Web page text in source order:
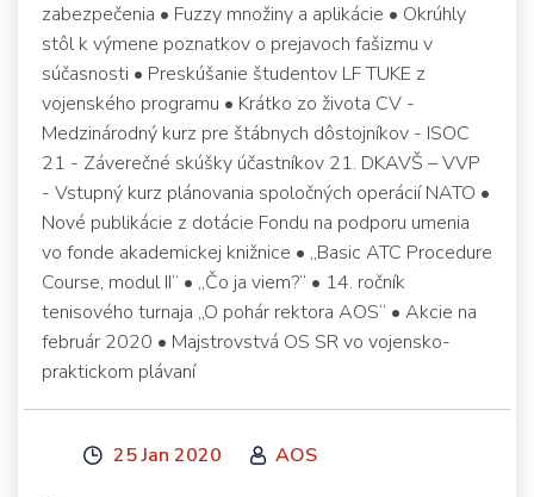
zabezpečenia • Fuzzy množiny a aplikácie • Okrúhly
stôl k výmene poznatkov o prejavoch fašizmu v
súčasnosti • Preskúšanie študentov LF TUKE z
vojenského programu • Krátko zo života CV -
Medzinárodný kurz pre štábnych dôstojníkov - ISOC
21 - Záverečné skúšky účastníkov 21. DKAVŠ – VVP
- Vstupný kurz plánovania spoločných operácií NATO •
Nové publikácie z dotácie Fondu na podporu umenia
vo fonde akademickej knižnice • „Basic ATC Procedure
Course, modul II“ • „Čo ja viem?“ • 14. ročník
tenisového turnaja „O pohár rektora AOS“ • Akcie na
február 2020 • Majstrovstvá OS SR vo vojensko-
praktickom plávaní
25 Jan 2020 AOS